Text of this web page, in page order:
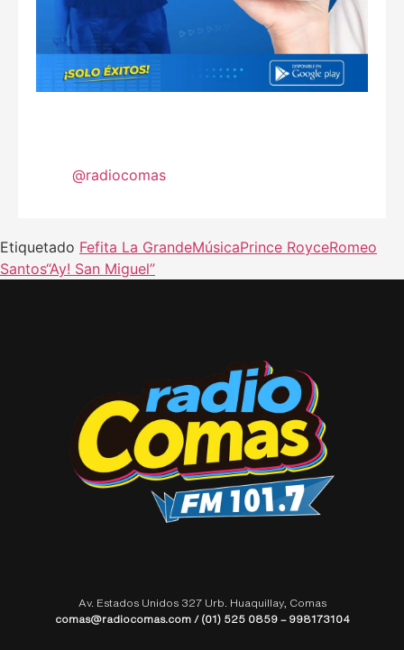
@radiocomas
Etiquetado Fefita La GrandeMúsicaPrince RoyceRomeo
Santos“Ay! San Miguel”
Av. Estados Unidos 327 Urb. Huaquillay, Comas
comas@radiocomas.com / (01) 525 0859 – 998173104